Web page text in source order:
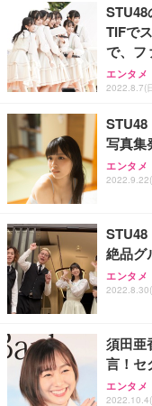
務用 お
ッシュ
ス圧無
ト 幅
￥4,139
【
グモニ
像低減
￥
アイリ
ュラー
￥3,731
STU48
TIFで
で、フ
エンタメ
2022.8.7(
写真集
エンタメ
STU48
絶品グ
エンタメ
須田亜
言！セ
エンタメ